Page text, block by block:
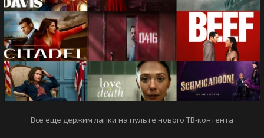
Все еще держим лапки на пульте нового ТВ-контента